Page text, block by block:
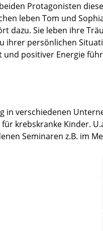
Protagonisten
leben Tom und
dazu. Sie leben ihre
persönlichen
positiver Energie
in verschiedenen
krebskranke Kinder.
Seminaren z.B. im